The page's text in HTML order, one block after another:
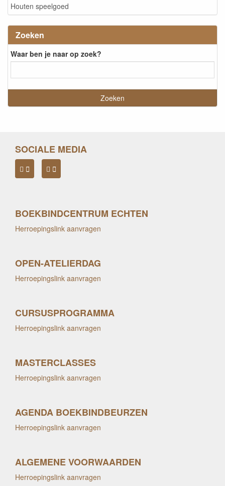
Houten speelgoed
Zoeken
Waar ben je naar op zoek?
SOCIALE MEDIA
BOEKBINDCENTRUM ECHTEN
Herroepingslink aanvragen
OPEN-ATELIERDAG
Herroepingslink aanvragen
CURSUSPROGRAMMA
Herroepingslink aanvragen
MASTERCLASSES
Herroepingslink aanvragen
AGENDA BOEKBINDBEURZEN
Herroepingslink aanvragen
ALGEMENE VOORWAARDEN
Herroepingslink aanvragen